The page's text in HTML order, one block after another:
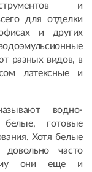
и
для отделки
и других
разных видов, в
латексные и
водно-
белые, готовые
Хотя белые
довольно часто
они еще и